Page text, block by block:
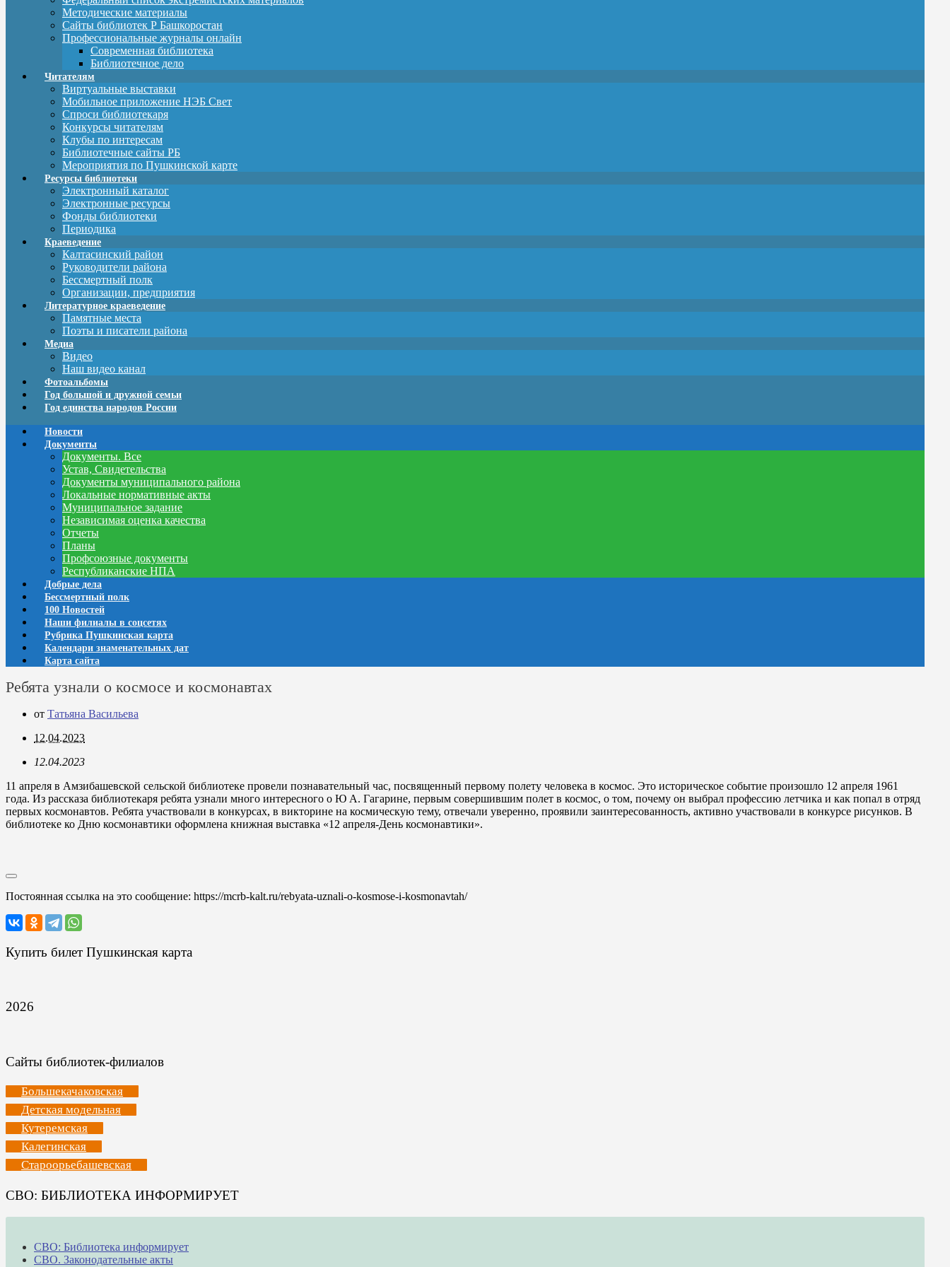
Методические материалы
Сайты библиотек Р Башкоростан
Профессиональные журналы онлайн
Современная библиотека
Библиотечное дело
Читателям
Виртуальные выставки
Мобильное приложение НЭБ Свет
Спроси библиотекаря
Конкурсы читателям
Клубы по интересам
Библиотечные сайты РБ
Мероприятия по Пушкинской карте
Ресурсы библиотеки
Электронный каталог
Электронные ресурсы
Фонды библиотеки
Периодика
Краеведение
Калтасинский район
Руководители района
Бессмертный полк
Организации, предприятия
Литературное краеведение
Памятные места
Поэты и писатели района
Медиа
Видео
Наш видео канал
Фотоальбомы
Год большой и дружной семьи
Год единства народов России
Новости
Документы
Документы. Все
Устав, Свидетельства
Документы муниципального района
Локальные нормативные акты
Муниципальное задание
Независимая оценка качества
Отчеты
Планы
Профсоюзные документы
Республиканские НПА
Добрые дела
Бессмертный полк
100 Новостей
Наши филиалы в соцсетях
Рубрика Пушкинская карта
Календари знаменательных дат
Карта сайта
Ребята узнали о космосе и космонавтах
от Татьяна Васильева
12.04.2023
12.04.2023
11 апреля в Амзибашевской сельской библиотеке провели познавательный час, посвященный первому полету человека в космос. Это историческое событие произошло 12 апреля 1961
года. Из рассказа библиотекаря ребята узнали много интересного о Ю А. Гагарине, первым совершившим полет в космос, о том, почему он выбрал профессию летчика и как попал в отряд
первых космонавтов. Ребята участвовали в конкурсах, в викторине на космическую тему, отвечали уверенно, проявили заинтересованность, активно участвовали в конкурсе рисунков. В
библиотеке ко Дню космонавтики оформлена книжная выставка «12 апреля-День космонавтики».
Постоянная ссылка на это сообщение: https://mcrb-kalt.ru/rebyata-uznali-o-kosmose-i-kosmonavtah/
Купить билет Пушкинская карта
2026
Сайты библиотек-филиалов
Большекачаковская
Детская модельная
Кутеремская
Калегинская
Староорьебашевская
СВО: БИБЛИОТЕКА ИНФОРМИРУЕТ
СВО: Библиотека информирует
СВО. Законодательные акты